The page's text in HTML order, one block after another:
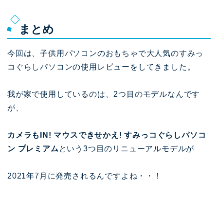
まとめ
今回は、子供用パソコンのおもちゃで大人気のすみっ
コぐらしパソコンの使用レビューをしてきました。
我が家で使用しているのは、2つ目のモデルなんです
が、
カメラもIN! マウスできせかえ! すみっコぐらしパソコ
ン プレミアム という3つ目のリニューアルモデルが
2021年7月に発売されるんですよね・・！